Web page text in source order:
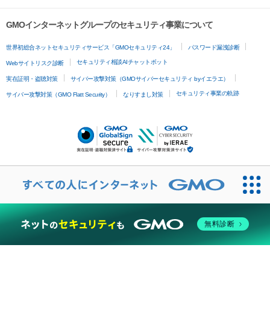
GMOインターネットグループのセキュリティ事業について
世界初総合ネットセキュリティサービス「GMOセキュリティ24」 パスワード漏洩診断
Webサイトリスク診断 セキュリティ相談AIチャットボット
実在証明・盗聴対策 サイバー攻撃対策（GMOサイバーセキュリティ byイエラエ）
サイバー攻撃対策（GMO Flatt Security） なりすまし対策 セキュリティ事業の軌跡
無料診断